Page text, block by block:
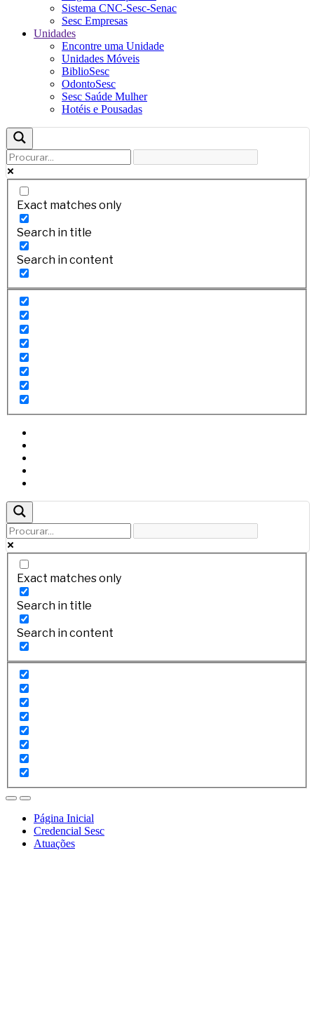
Sistema CNC-Sesc-Senac
Sesc Empresas
Unidades
Encontre uma Unidade
Unidades Móveis
BiblioSesc
OdontoSesc
Sesc Saúde Mulher
Hotéis e Pousadas
Exact matches only
Search in title
Search in content
Exact matches only
Search in title
Search in content
Página Inicial
Credencial Sesc
Atuações